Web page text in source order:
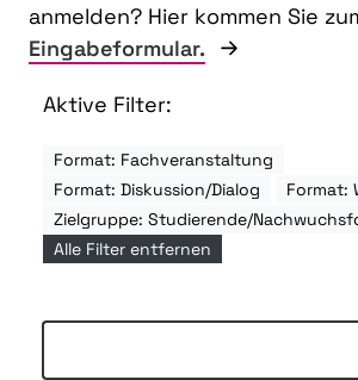
anmelden? Hier kommen Sie
Eingabeformular.
Aktive Filter:
Format: Fachveranstaltung
Format: Diskussion/Dialog
Format:
Zielgruppe: Studierende/
Alle Filter entfernen